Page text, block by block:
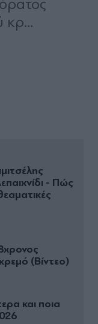
- Πώς
(Βίντεο)
και ποια